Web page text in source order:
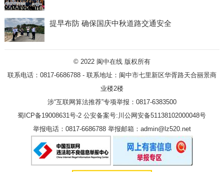
提早布防 确保国庆中秋道路交通安全
© 2022 阆中在线版权所有
联系电话：0817-6686788 - 联系地址：阆中市七里新区华胥路天合丽景商
业楼2楼
涉“互联网算法推荐”专项举报：0817-6383500
蜀ICP备19008631号-2 公安备案号:川公网安备51138102000048号
举报电话：0817-6686788 举报邮箱：admin@lz520.net